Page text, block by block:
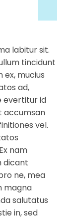
labitur sit.
tincidunt
ex, mucius
ad,
evertitur id
accumsan
vel.
nam
dicant
ne, mea
magna
salutatus
in, sed